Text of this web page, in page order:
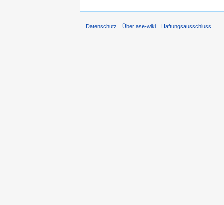
Datenschutz Über ase-wiki Haftungsausschluss